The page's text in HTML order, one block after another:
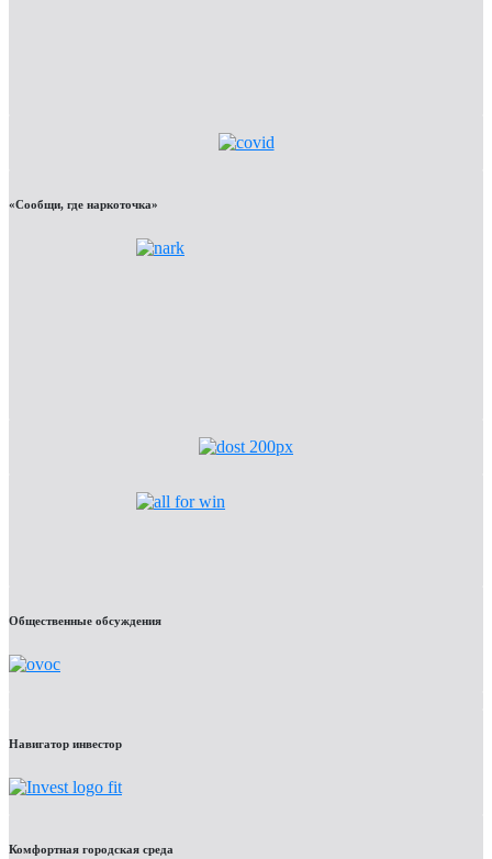
«Сообщи, где наркоточка»
Общественные обсуждения
Навигатор инвестор
Комфортная городская среда